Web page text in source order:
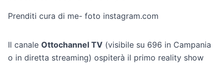
Prenditi cura di me- foto instagram.com
Il canale Ottochannel TV (visibile su 696 in Campania
o in diretta streaming) ospiterà il primo reality show